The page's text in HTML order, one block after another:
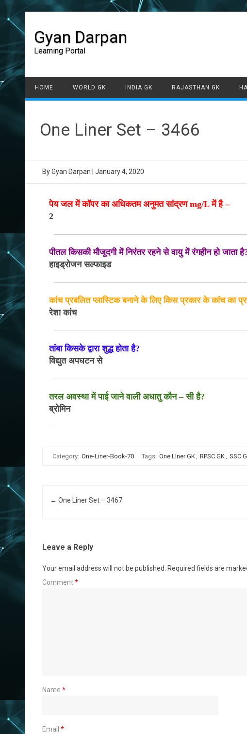
Gyan Darpan
Learning Portal
HOME WORLD GK INDIA GK RAJASTHAN GK
One Liner Set – 3466
ByGyan Darpan January 4, 2020
पेय जल में कॉपर का अधिकतम अनुमत सांद्रण mg/L में है –
2
पीतल किसकी मौजूदगी में निरंतर रहने से वायु में रंगहीन हो जाता
हाइड्रोजन सल्फाइड
कांच प्रबलित प्लास्टिक बनाने के लिए किस प्रकार के कांच का
रेशा कांच
तांबा किसके द्वारा शुद्ध होता है?
विद्युत अपघटन से
तरल अवस्था में पाई जाने वाली अधातु कौन – सी है?
ब्रोमिन
Category: One-Liner-Book-70 Tags: One LIner GK, RPSC GK, SSC
Post navigation
← One Liner Set – 3467
Leave a Reply
Your email address will not be published. Required fields are
Comment*
Name *
Email *